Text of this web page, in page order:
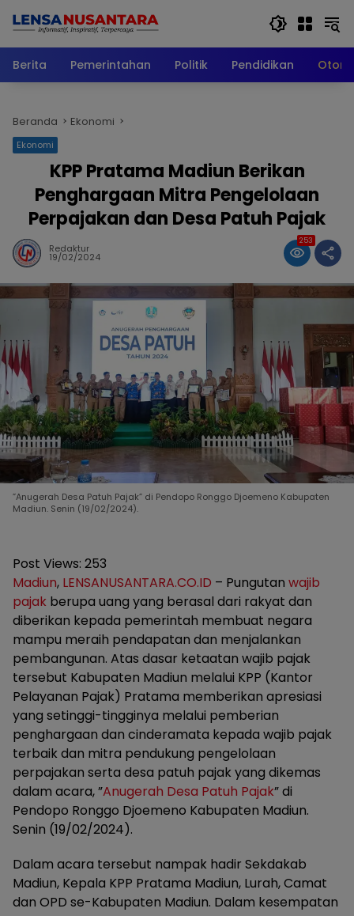
Berita
Pemerintahan Politik Pendidikan
Beranda Ekonomi
Ekonomi
KPP Pratama Madiun Berikan
Penghargaan Mitra Pengelolaan
Perpajakan dan Desa Patuh Pajak
Redaktur
19/02/2024
253
”Anugerah Desa Patuh Pajak” di Pendopo Ronggo Djoemeno Kabupaten
Madiun. Senin (19/02/2024).
Post Views: 253
Madiun, LENSANUSANTARA.CO.ID – Pungutan wajib
pajak berupa uang yang berasal dari rakyat dan
diberikan kepada pemerintah membuat negara
mampu meraih pendapatan dan menjalankan
pembangunan. Atas dasar ketaatan wajib pajak
tersebut Kabupaten Madiun melalui KPP (Kantor
Pelayanan Pajak) Pratama memberikan apresiasi
yang setinggi-tingginya melalui pemberian
penghargaan dan cinderamata kepada wajib pajak
terbaik dan mitra pendukung pengelolaan
perpajakan serta desa patuh pajak yang dikemas
dalam acara, ”Anugerah Desa Patuh Pajak” di
Pendopo Ronggo Djoemeno Kabupaten Madiun.
Senin (19/02/2024).
Dalam acara tersebut nampak hadir Sekdakab
Madiun, Kepala KPP Pratama Madiun, Lurah, Camat
dan OPD se-Kabupaten Madiun. Dalam kesempatan